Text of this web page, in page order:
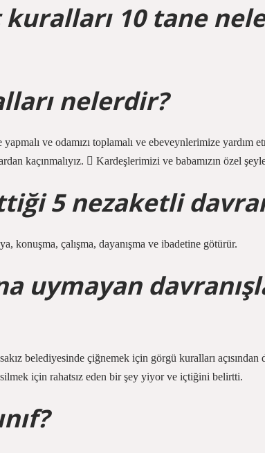
kuralları 10 tane
nelerdir?
ve odamızı toplamalı ve ebeveynlerimize yardım
kaçınmalıyız.  Kardeşlerimizi ve babamızın özel
5 nezaketli
konuşma, çalışma, dayanışma ve ibadetine götürür.
uymayan
belediyesinde çiğnemek için görgü kuralları
için rahatsız eden bir şey yiyor ve içtiğini belirtti.